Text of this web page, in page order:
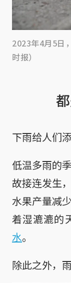
2023年4月5日
时报）
下雨给人们
低温多雨的季
故接连发生
水果产量减
着湿漉漉的
水。
除此之外，